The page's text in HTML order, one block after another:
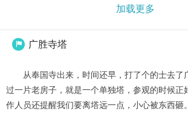
加载更多
 广胜寺塔
从奉国寺出来，时间还早，打了个的士去了
过一片老房子，就是一个单独塔，参观的时候正
作人员还提醒我们要离塔远一点，小心被东西砸